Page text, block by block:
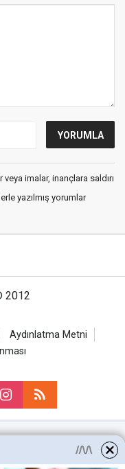
imalar, inançlara saldırı
yazılmış yorumlar
2012
Aydınlatma Metni